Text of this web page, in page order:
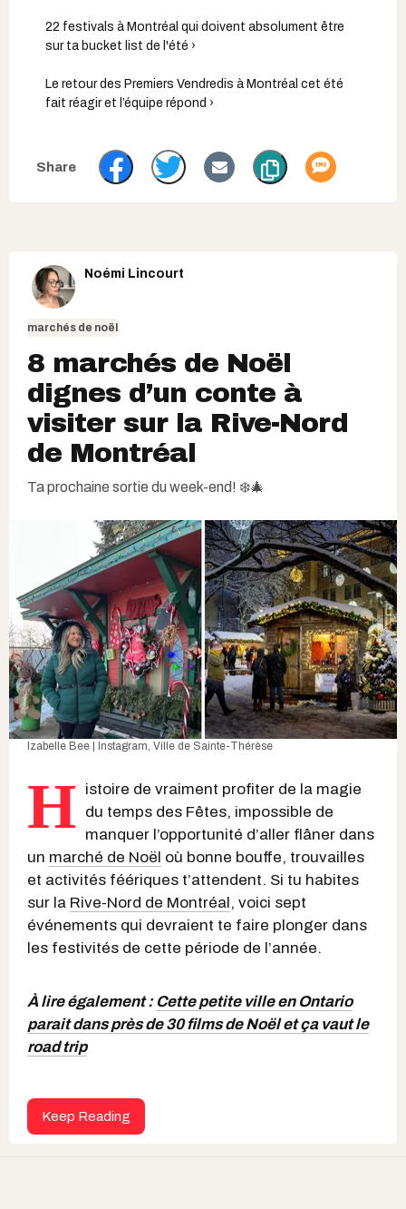
22 festivals à Montréal qui doivent absolument être
sur ta bucket list de l'été ›
Le retour des Premiers Vendredis à Montréal cet été
fait réagir et l’équipe répond ›
Noémi Lincourt
marchés de noël
8 marchés de Noël
dignes d’un conte à
visiter sur la Rive-Nord
de Montréal
Ta prochaine sortie du week-end! ❄️🎄
Izabelle Bee | Instagram Ville de Sainte-Thérèse
H istoire de vraiment profiter de la magie
du temps des Fêtes, impossible de
manquer l’opportunité d’aller flâner dans
un marché de Noël où bonne bouffe, trouvailles
et activités féériques t’attendent. Si tu habites
sur la Rive-Nord de Montréal, voici sept
événements qui devraient te faire plonger dans
les festivités de cette période de l’année.
À lire également : Cette petite ville en Ontario
parait dans près de 30 films de Noël et ça vaut le
road trip
Keep Reading